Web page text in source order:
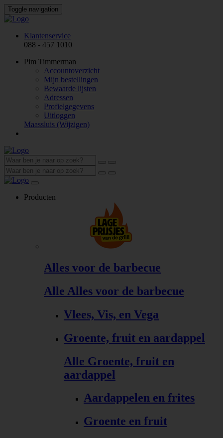
Toggle navigation
Klantenservice
088 - 457 1010
Pim Timmerman
Accountoverzicht
Mijn bestellingen
Bewaarde lijsten
Adressen
Profielgegevens
Uitloggen
Maassluis (Wijzigen)
Producten
Alles voor de barbecue
Alle Alles voor de barbecue
Vlees, Vis, en Vega
Groente, fruit en aardappel
Alle Groente, fruit en
aardappel
Aardappelen en frites
Groente en fruit